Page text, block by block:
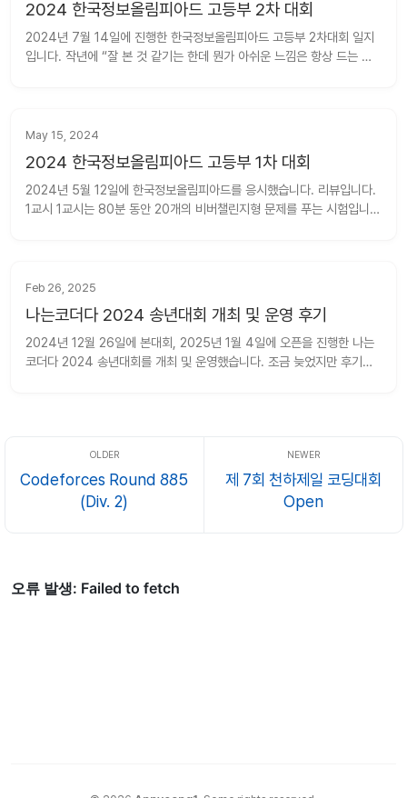
2024 한국정보올림피아드 고등부 2차 대회
2024년 7월 14일에 진행한 한국정보올림피아드 고등부 2차대회 일지
입니다. 작년에 “잘 본 것 같기는 한데 뭔가 아쉬운 느낌은 항상 드는 것
May 15, 2024
2024 한국정보올림피아드 고등부 1차 대회
2024년 5월 12일에 한국정보올림피아드를 응시했습니다. 리뷰입니다.
1교시 1교시는 80분 동안 20개의 비버챌린지형 문제를 푸는 시험입니
Feb 26, 2025
나는코더다 2024 송년대회 개최 및 운영 후기
2024년 12월 26일에 본대회, 2025년 1월 4일에 오픈을 진행한 나는
코더다 2024 송년대회를 개최 및 운영했습니다. 조금 늦었지만 후기를
Codeforces Round 885
(Div. 2)
제 7회 천하제일 코딩대회
Open